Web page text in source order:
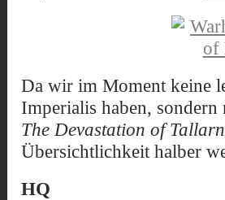
Da wir im Moment keine
Imperialis haben,
The Devastation of Tallarn
Übersichtlichkeit halber
HQ